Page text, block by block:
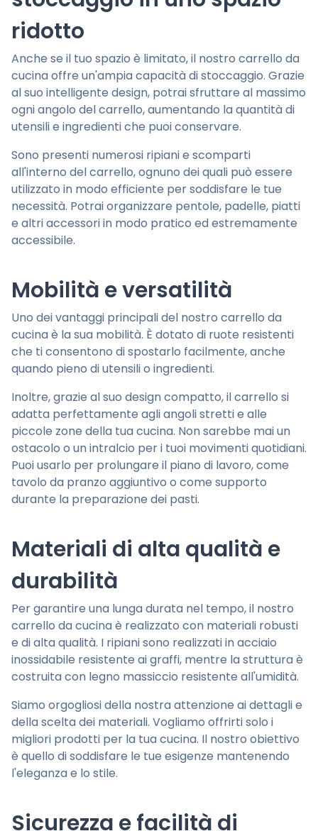
ridotto
Anche se il tuo spazio è limitato, il nostro carrello da
cucina offre un'ampia capacità di stoccaggio. Grazie
al suo intelligente design, potrai sfruttare al massimo
ogni angolo del carrello, aumentando la quantità di
utensili e ingredienti che puoi conservare.
Sono presenti numerosi ripiani e scomparti
all'interno del carrello, ognuno dei quali può essere
utilizzato in modo efficiente per soddisfare le tue
necessità. Potrai organizzare pentole, padelle, piatti
e altri accessori in modo pratico ed estremamente
accessibile.
Mobilità e versatilità
Uno dei vantaggi principali del nostro carrello da
cucina è la sua mobilità. È dotato di ruote resistenti
che ti consentono di spostarlo facilmente, anche
quando pieno di utensili o ingredienti.
Inoltre, grazie al suo design compatto, il carrello si
adatta perfettamente agli angoli stretti e alle
piccole zone della tua cucina. Non sarebbe mai un
ostacolo o un intralcio per i tuoi movimenti quotidiani.
Puoi usarlo per prolungare il piano di lavoro, come
tavolo da pranzo aggiuntivo o come supporto
durante la preparazione dei pasti.
Materiali di alta qualità e
durabilità
Per garantire una lunga durata nel tempo, il nostro
carrello da cucina è realizzato con materiali robusti
e di alta qualità. I ripiani sono realizzati in acciaio
inossidabile resistente ai graffi, mentre la struttura è
costruita con legno massiccio resistente all'umidità.
Siamo orgogliosi della nostra attenzione ai dettagli e
della scelta dei materiali. Vogliamo offrirti solo i
migliori prodotti per la tua cucina. Il nostro obiettivo
è quello di soddisfare le tue esigenze mantenendo
l'eleganza e lo stile.
Sicurezza e facilità di